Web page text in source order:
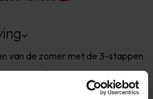
van de zomer met de 3-stappen
energieke tinten, van vurig
en verfrissend blauw –